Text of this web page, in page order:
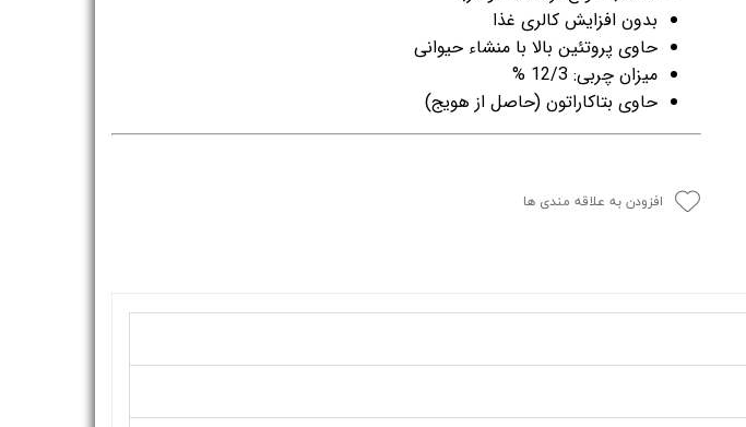
بدون افزایش کالری غذا
حاوی پروتئین بالا با منشاء حیوانی
میزان چربی: 12/3 %
حاوی بتاکاراتون (حاصل از هویج)
افزودن به علاقه مندی ها